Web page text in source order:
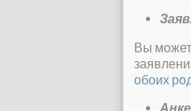
Вы
обоих